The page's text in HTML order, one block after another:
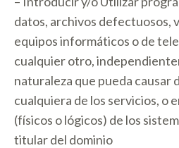
datos, archivos defectuosos,
equipos informáticos o de
cualquier otro,
naturaleza que pueda causar
cualquiera de los servicios, o
(físicos o lógicos) de los
titular del dominio